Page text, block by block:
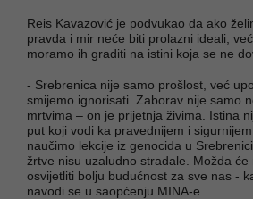
Reis Kavazović je podvukao da ako
pravda i mir neće biti prolazni ideali,
moramo ih graditi na istini koja se ne
- Srebrenica nije samo prošlost, već
smijemo ignorisati. Zaborav nije samo
mrtvima – on je prijetnja živima. Istina
put koji vodi ka pravednijem i
naučimo lekcije iz genocida u
žrtve nisu uzaludno stradale. Možda će
osvijetliti bolju budućnost za sve nas -
navodi se u saopćenju MINA-e.